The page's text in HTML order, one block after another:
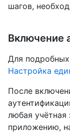
шагов,
Включение
Для
Настройка
После
любая учётная
приложению,